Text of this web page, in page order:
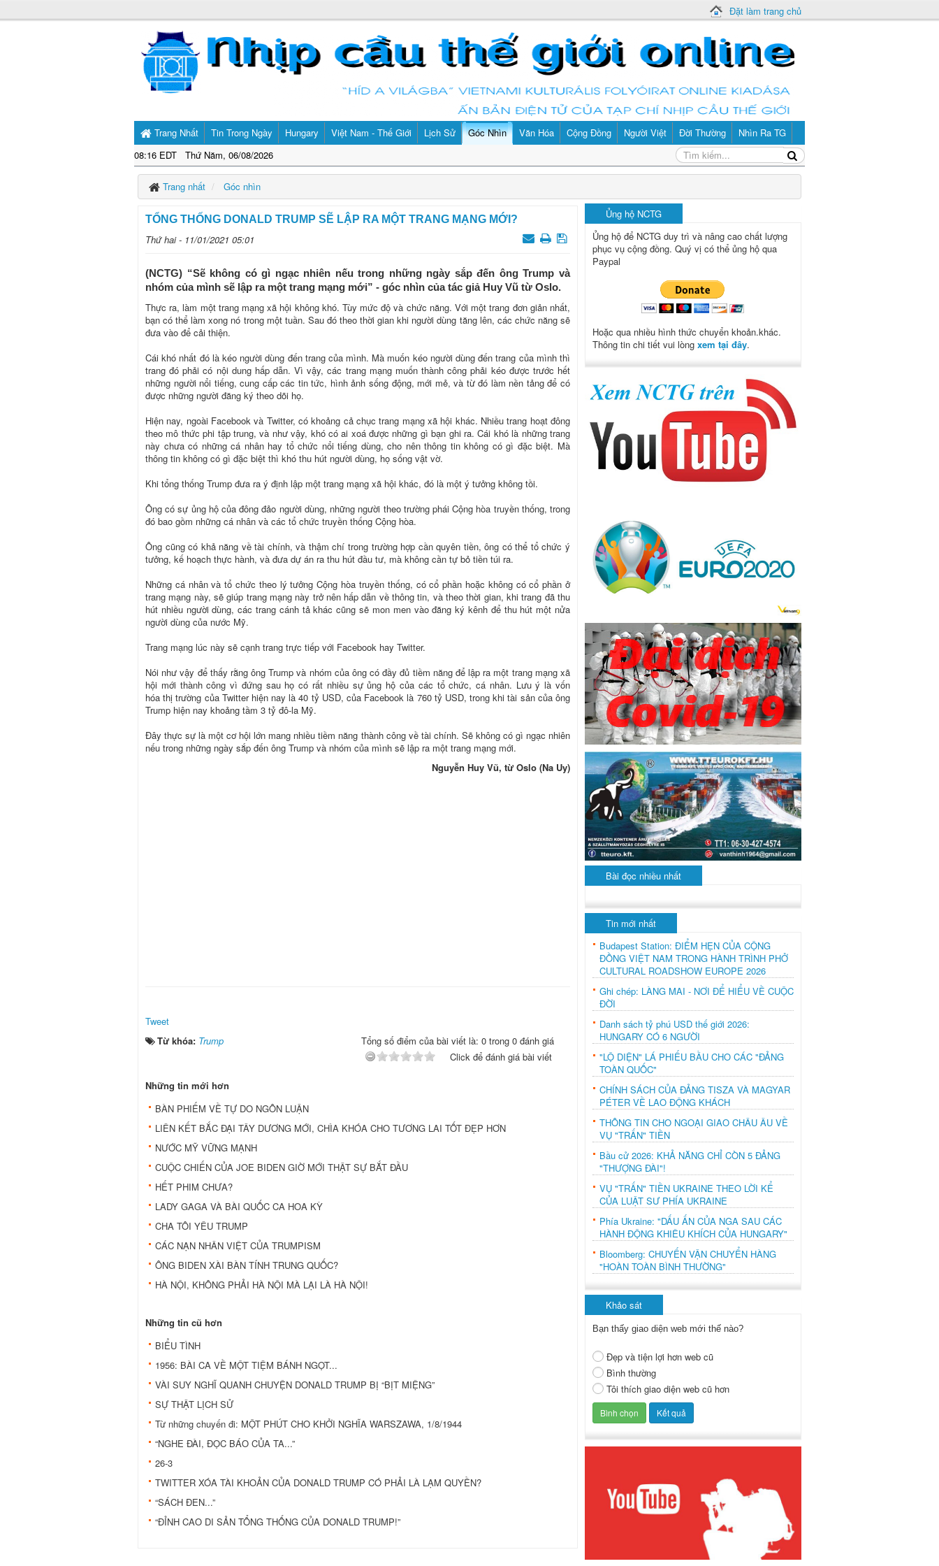
Đặt làm trang chủ
Trang Nhất
08:16 EDT Thứ Năm, 06/08/2026
Tin Trong Ngày Hungary Việt Nam - Thế Giới Lịch Sử Góc Nhìn Văn Hóa Cộng Đồng Người Việt Đời Thường Nhìn Ra TG
Trang nhất Góc nhìn
TỔNG THỐNG DONALD TRUMP SẼ LẬP RA MỘT TRANG MẠNG MỚI?
Thứ hai - 11/01/2021 05:01
(NCTG) “Sẽ không có gì ngạc nhiên nếu trong những ngày sắp đến ông Trump và
nhóm của mình sẽ lập ra một trang mạng mới” - góc nhìn của tác giả Huy Vũ từ Oslo.
Thực ra, làm một trang mạng xã hội không khó. Tùy mức độ và chức năng. Với một trang đơn giản nhất,
bạn có thể làm xong nó trong một tuần. Sau đó theo thời gian khi người dùng tăng lên, các chức năng sẽ
đưa vào để cải thiện.
Cái khó nhất đó là kéo người dùng đến trang của mình. Mà muốn kéo người dùng đến trang của mình thì
trang đó phải có nội dung hấp dẫn. Vì vậy, các trang mạng muốn thành công phải kéo được trước hết
những người nổi tiếng, cung cấp các tin tức, hình ảnh sống động, mới mẻ, và từ đó làm nền tảng để có
được những người đăng ký theo dõi họ.
Hiện nay, ngoài Facebook và Twitter, có khoảng cả chục trang mạng xã hội khác. Nhiều trang hoạt đông
theo mô thức phi tập trung, và như vậy, khó có ai xoá được những gì bạn ghi ra. Cái khó là những trang
này chưa có những cá nhân hay tổ chức nổi tiếng dùng, cho nên thông tin không có gì đặc biệt. Mà
thông tin không có gì đặc biệt thì khó thu hút người dùng, họ sống vật vờ.
Khi tổng thống Trump đưa ra ý định lập một trang mạng xã hội khác, đó là một ý tưởng không tồi.
Ông có sự ủng hộ của đông đảo người dùng, những người theo trường phái Cộng hòa truyền thống, trong
đó bao gồm những cá nhân và các tổ chức truyền thống Cộng hòa.
Ông cũng có khả năng về tài chính, và thậm chí trong trường hợp cần quyên tiền, ông có thể tổ chức ý
tưởng, kế hoạch thực hành, và đưa dự án ra thu hút đầu tư, mà không cần tự bỏ tiền túi ra.
Những cá nhân và tổ chức theo lý tưởng Cộng hòa truyền thống, có cổ phần hoặc không có cổ phần ở
trang mạng này, sẽ giúp trang mạng này trở nên hấp dẫn về thông tin, và theo thời gian, khi trang đã thu
hút nhiều người dùng, các trang cánh tả khác cũng sẽ mon men vào đăng ký kênh để thu hút một nửa
người dùng của nước Mỹ.
Trang mạng lúc này sẽ cạnh trang trực tiếp với Facebook hay Twitter.
Nói như vậy để thấy rằng ông Trump và nhóm của ông có đầy đủ tiềm năng để lập ra một trang mạng xã
hội mới thành công vì đứng sau họ có rất nhiều sự ủng hộ của các tổ chức, cá nhân. Lưu ý là vốn
hóa thị trường của Twitter hiện nay là 40 tỷ USD, của Facebook là 760 tỷ USD, trong khi tài sản của ông
Trump hiện nay khoảng tầm 3 tỷ đô-la Mỹ.
Đây thực sự là một cơ hội lớn mang nhiều tiềm năng thành công về tài chính. Sẽ không có gì ngạc nhiên
nếu trong những ngày sắp đến ông Trump và nhóm của mình sẽ lập ra một trang mạng mới.
Nguyễn Huy Vũ, từ Oslo (Na Uy)
Tweet
Từ khóa: Trump
Tổng số điểm của bài viết là: 0 trong 0 đánh giá
Click để đánh giá bài viết
Những tin mới hơn
BÀN PHIẾM VỀ TỰ DO NGÔN LUẬN
LIÊN KẾT BẮC ĐẠI TÂY DƯƠNG MỚI, CHÌA KHÓA CHO TƯƠNG LAI TỐT ĐẸP HƠN
NƯỚC MỸ VỮNG MẠNH
CUỘC CHIẾN CỦA JOE BIDEN GIỜ MỚI THẬT SỰ BẮT ĐẦU
HẾT PHIM CHƯA?
LADY GAGA VÀ BÀI QUỐC CA HOA KỲ
CHA TÔI YÊU TRUMP
CÁC NẠN NHÂN VIỆT CỦA TRUMPISM
ÔNG BIDEN XÀI BÀN TÍNH TRUNG QUỐC?
HÀ NỘI, KHÔNG PHẢI HÀ NỘI MÀ LẠI LÀ HÀ NỘI!
Những tin cũ hơn
BIỂU TÌNH
1956: BÀI CA VỀ MỘT TIỆM BÁNH NGỌT...
VÀI SUY NGHĨ QUANH CHUYỆN DONALD TRUMP BỊ “BỊT MIỆNG”
SỰ THẬT LỊCH SỬ
Từ những chuyến đi: MỘT PHÚT CHO KHỞI NGHĨA WARSZAWA, 1/8/1944
“NGHE ĐÀI, ĐỌC BÁO CỦA TA...”
26-3
TWITTER XÓA TÀI KHOẢN CỦA DONALD TRUMP CÓ PHẢI LÀ LẠM QUYỀN?
“SÁCH ĐEN...”
“ĐỈNH CAO DI SẢN TỔNG THỐNG CỦA DONALD TRUMP!”
Ủng hộ NCTG
Ủng hộ để NCTG duy trì và nâng cao chất lượng
phục vụ cộng đồng. Quý vị có thể ủng hộ qua
Paypal
Hoặc qua nhiều hình thức chuyển khoản.khác.
Thông tin chi tiết vui lòng xem tại đây.
Bài đọc nhiều nhất
Tin mới nhất
Budapest Station: ĐIỂM HẸN CỦA CỘNG
ĐỒNG VIỆT NAM TRONG HÀNH TRÌNH PHỞ
CULTURAL ROADSHOW EUROPE 2026
Ghi chép: LÀNG MAI - NƠI ĐỂ HIỂU VỀ CUỘC
ĐỜI
Danh sách tỷ phú USD thế giới 2026:
HUNGARY CÓ 6 NGƯỜI
"LỘ DIỆN" LÁ PHIẾU BẦU CHO CÁC "ĐẢNG
TOÀN QUỐC"
CHÍNH SÁCH CỦA ĐẢNG TISZA VÀ MAGYAR
PÉTER VỀ LAO ĐỘNG KHÁCH
THÔNG TIN CHO NGOẠI GIAO CHÂU ÂU VỀ
VỤ "TRẤN" TIỀN
Bầu cử 2026: KHẢ NĂNG CHỈ CÒN 5 ĐẢNG
"THƯỢNG ĐÀI"!
VỤ "TRẤN" TIỀN UKRAINE THEO LỜI KỂ
CỦA LUẬT SƯ PHÍA UKRAINE
Phía Ukraine: "DẤU ẤN CỦA NGA SAU CÁC
HÀNH ĐỘNG KHIÊU KHÍCH CỦA HUNGARY"
Bloomberg: CHUYẾN VẬN CHUYỂN HÀNG
"HOÀN TOÀN BÌNH THƯỜNG"
Khảo sát
Bạn thấy giao diện web mới thế nào?
Đẹp và tiện lợi hơn web cũ
Bình thường
Tôi thích giao diện web cũ hơn